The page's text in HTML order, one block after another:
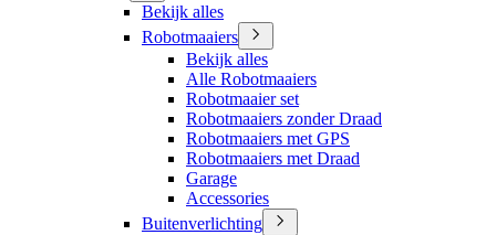
Bekijk alles
Robotmaaiers
Bekijk alles
Alle Robotmaaiers
Robotmaaier set
Robotmaaiers zonder Draad
Robotmaaiers met GPS
Robotmaaiers met Draad
Garage
Accessories
Buitenverlichting